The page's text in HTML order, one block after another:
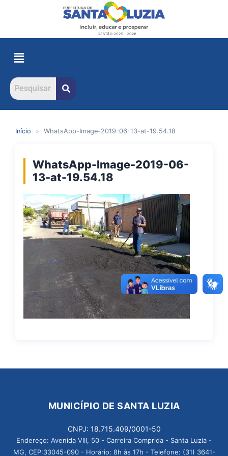
Início » WhatsApp-Image-2019-06-13-at-19.54.18
WhatsApp-Image-2019-06-
13-at-19.54.18
MUNICÍPIO DE SANTA LUZIA
CNPJ: 18.715.409/0001-50
Endereço: Avenida VIII, 50 - Carreira Comprida - Santa Luzia -
MG, CEP:33045-090 - Horário: 8h às 17h - Telefone: (31) 3641-